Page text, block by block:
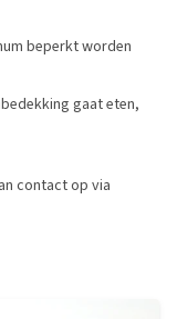
beperkt worden
gaat eten,
contact op via